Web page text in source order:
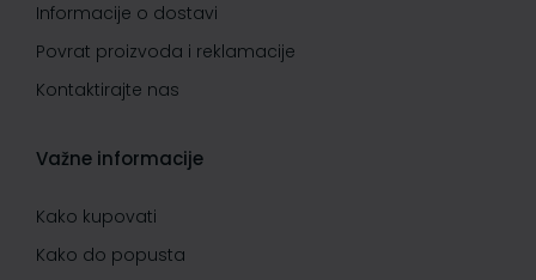
Informacije o dostavi
Povrat proizvoda i reklamacije
Kontaktirajte nas
Važne informacije
Kako kupovati
Kako do popusta